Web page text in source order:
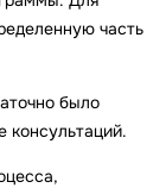
часть
было
консультаций.